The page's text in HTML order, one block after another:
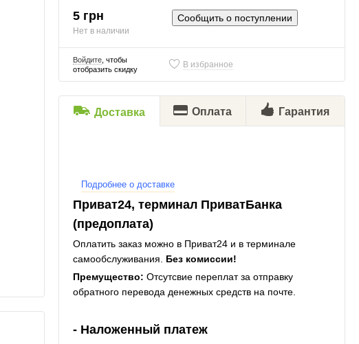
5 грн
Нет в наличии
Сообщить о поступлении
Войдите, чтобы
отобразить скидку
В избранное
Доставка Оплата Гарантия
Подробнее о доставке
Приват24, терминал ПриватБанка
(предоплата)
Оплатить заказ можно в Приват24 и в терминале
самообслуживания. Без комиссии!
Премущество: Отсутсвие переплат за отправку
обратного перевода денежных средств на почте.
- Наложенный платеж